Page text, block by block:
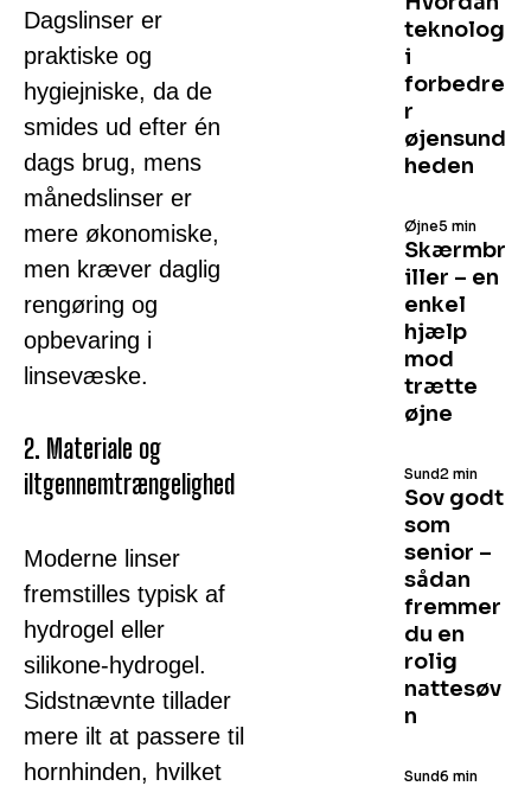
Dagslinser er
praktiske og
hygiejniske, da de
smides ud efter én
dags brug, mens
månedslinser er
mere økonomiske,
men kræver daglig
rengøring og
opbevaring i
linsevæske.
2. Materiale og
iltgennemtrængelighed
Moderne linser
fremstilles typisk af
hydrogel eller
silikone-hydrogel.
Sidstnævnte tillader
mere ilt at passere til
hornhinden, hvilket
teknolog
i
forbedre
r
øjensund
heden
Skærmbr
iller – en
enkel
hjælp
mod
trætte
øjne
Øjne5 min
Sov godt
som
senior –
sådan
fremmer
du en
rolig
nattesøv
n
Sund2 min
Sund6 min